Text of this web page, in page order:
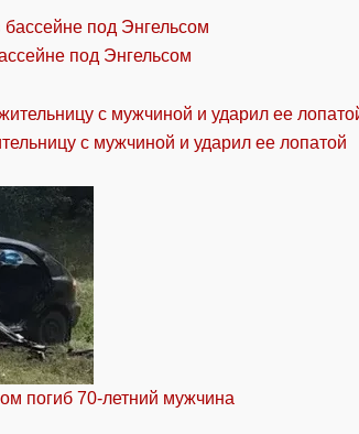
под Энгельсом
с мужчиной и ударил ее лопатой
погиб 70-летний мужчина